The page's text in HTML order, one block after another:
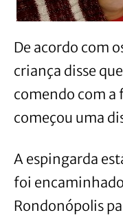
De acordo com
criança disse
comendo com a
começou uma
A espingarda
foi
Rondonópolis